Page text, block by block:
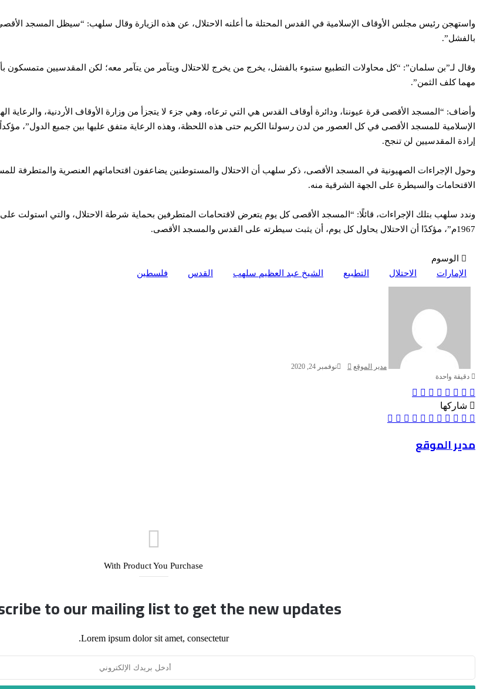
واستهجن رئيس مجلس الأوقاف الإسلامية في القدس المحتلة ما أعلنه الاحتلال، عن هذه الزيارة وقال سلهب: “سيظل المسجد الأقصى
بالفشل”.
وقال لـ”بن سلمان”: “كل محاولات التطبيع ستبوء بالفشل، يخرج من يخرج للاحتلال ويتآمر من يتآمر معه؛ لكن المقدسيين
مهما كلف الثمن”.
وأضاف: “المسجد الأقصى قرة عيوننا، ودائرة أوقاف القدس هي التي ترعاه، وهي جزء لا يتجزأ من وزارة الأوقاف الأردنية، والرعاية
الإسلامية للمسجد الأقصى في كل العصور من لدن رسولنا الكريم حتى هذه اللحظة، وهذه الرعاية متفق عليها بين جميع الدول”،
إرادة المقدسيين لن تنجح.
وحول الإجراءات الصهيونية في المسجد الأقصى، ذكر سلهب أن الاحتلال والمستوطنين يضاعفون اقتحاماتهم العنصرية والمتطرفة
الاقتحامات والسيطرة على الجهة الشرقية منه.
وندد سلهب بتلك الإجراءات، قائلًا: “المسجد الأقصى كل يوم يتعرض لاقتحامات المتطرفين بحماية شرطة الاحتلال، والتي استولت
1967م”، مؤكدًا أن الاحتلال يحاول كل يوم، أن يثبت سيطرته على القدس والمسجد الأقصى.
الوسوم
الإمارات
الاحتلال التطبيع الشيخ عبد العظيم سلهب القدس فلسطين
مدير الموقع
نوفمبر 24, 2020
دقيقة واحدة
فيسبوك ‫X
لينكدإن
بينتيريست
شاركها
فيسبوك ‫X
لينكدإن
بينتيريست
Odnoklassniki
‫Pocket
مشاركة
البريد
مدير الموقع
With Product You Purchase
to our mailing list to get the new updates!
Lorem ipsum dolor sit amet, consectetur.
أدخل
الإلكتروني